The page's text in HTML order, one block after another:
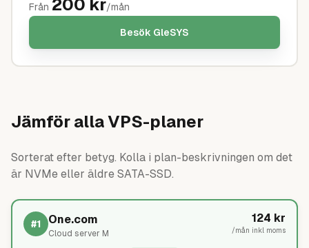
Från 200 kr/mån
Besök GleSYS
Jämför alla VPS-planer
Sorterat efter betyg. Kolla i plan-beskrivningen om det
är NVMe eller äldre SATA-SSD.
#1 One.com
Cloud server M
124 kr
/mån inkl moms